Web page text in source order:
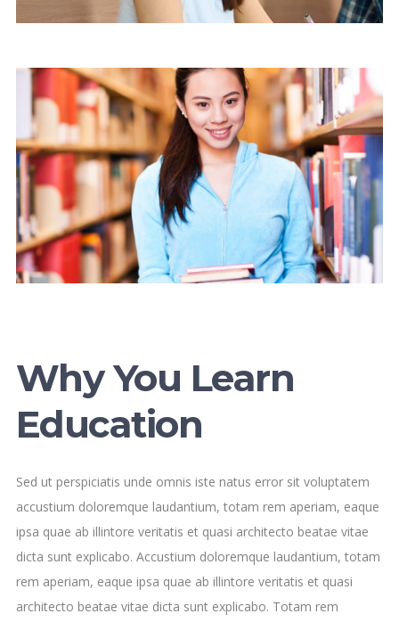
Why You Learn
Education
Sed ut perspiciatis unde omnis iste natus error sit voluptatem
accustium doloremque laudantium, totam rem aperiam, eaque
ipsa quae ab illintore veritatis et quasi architecto beatae vitae
dicta sunt explicabo. Accustium doloremque laudantium, totam
rem aperiam, eaque ipsa quae ab illintore veritatis et quasi
architecto beatae vitae dicta sunt explicabo. Totam rem